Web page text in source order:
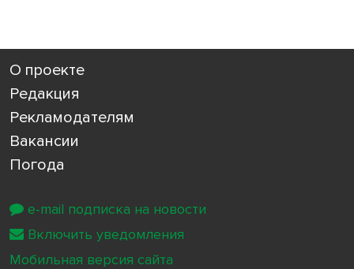
О проекте
Редакция
Рекламодателям
Вакансии
Погода
e-mail подписка на новости
Включить уведомления
Мобильная версия сайта